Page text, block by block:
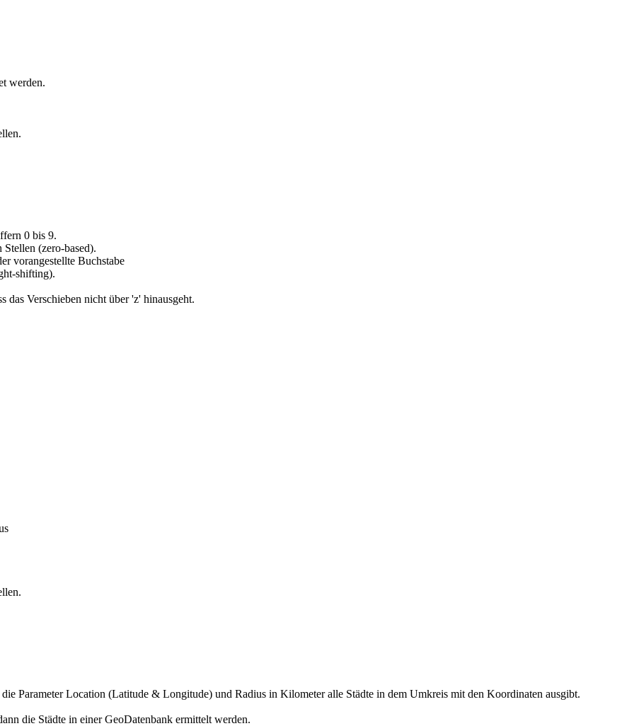
werden.
0 bis 9.
(zero-based).
vorangestellte Buchstabe
shifting).
das Verschieben nicht über 'z' hinausgeht.
Parameter Location (Latitude & Longitude) und Radius in Kilometer alle Städte in dem Umkreis mit den Koordinaten ausgibt.
die Städte in einer GeoDatenbank ermittelt werden.